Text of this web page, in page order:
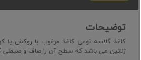
توضیحات
ژلاتین می باشد که سطح آن را صاف و صیقلی